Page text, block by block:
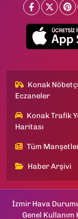
Konak Nöbetçi
Eczaneler
Konak Trafik
Haritası
Tüm
Haber Arşivi
İzmir Hava
Genel Kullanım